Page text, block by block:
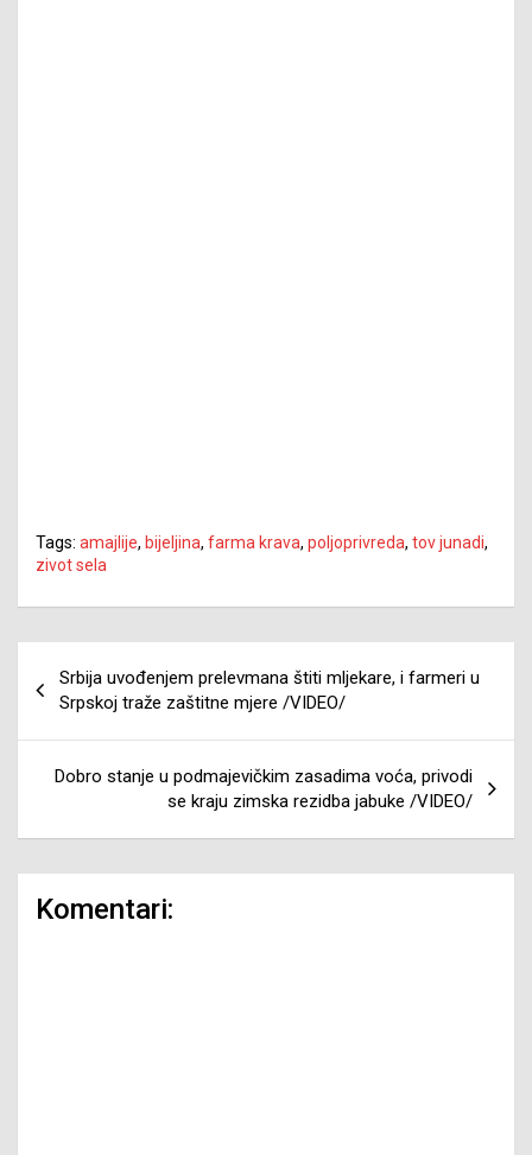
Tags: amajlije, bijeljina, farma krava, poljoprivreda, tov junadi,
zivot sela
članaka
Srbija uvođenjem prelevmana štiti mljekare, i farmeri u
Srpskoj traže zaštitne mjere /VIDEO/
Dobro stanje u podmajevičkim zasadima voća, privodi
se kraju zimska rezidba jabuke /VIDEO/
Komentari: